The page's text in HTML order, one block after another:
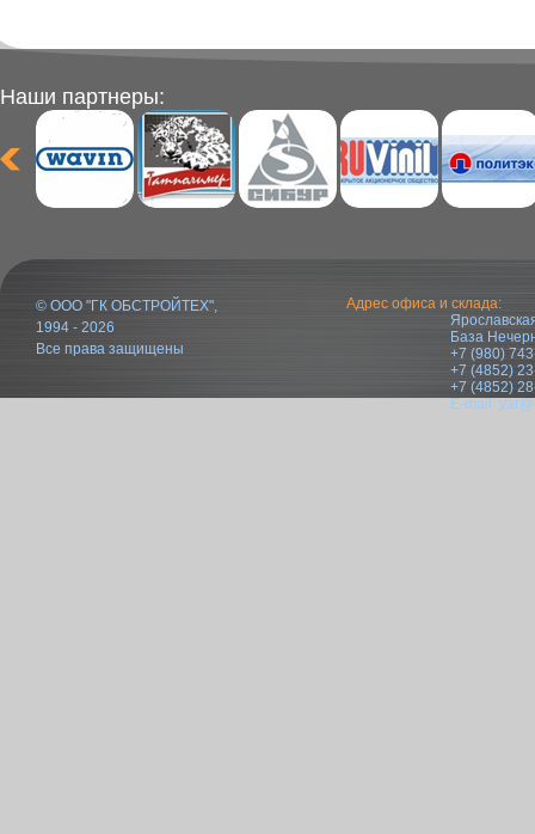
Наши партнеры:
© ООО "ГК ОБСТРОЙТЕХ",
1994 - 2026
Все права защищены
Адрес офиса и склада:
База
+7 (980)
+7 (4852)
+7 (4852)
E-mail: